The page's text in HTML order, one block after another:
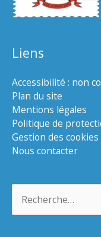
Liens
Accessibilité : non
Plan du site
Mentions légales
Politique de
Gestion des cookies
Nous contacter